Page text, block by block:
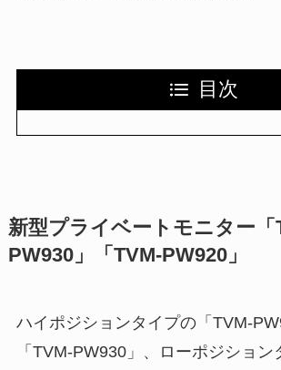
目次
新型プライベートモニター「
PW930」「TVM-PW920」
ハイポジションタイプの「TVM-
「TVM-PW930」、ローポジション